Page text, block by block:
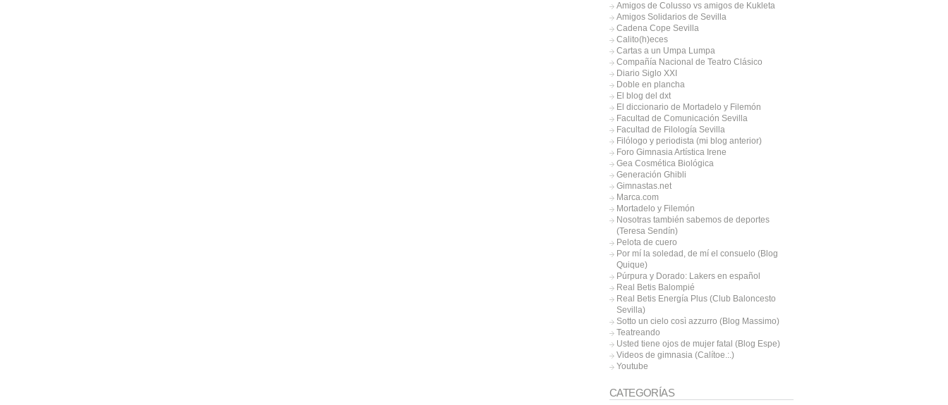
Amigos de Colusso vs amigos de Kukleta
Amigos Solidarios de Sevilla
Cadena Cope Sevilla
Calito(h)eces
Cartas a un Umpa Lumpa
Compañía Nacional de Teatro Clásico
Diario Siglo XXI
Doble en plancha
El blog del dxt
El diccionario de Mortadelo y Filemón
Facultad de Comunicación Sevilla
Facultad de Filología Sevilla
Filólogo y periodista (mi blog anterior)
Foro Gimnasia Artística Irene
Gea Cosmética Biológica
Generación Ghibli
Gimnastas.net
Marca.com
Mortadelo y Filemón
Nosotras también sabemos de deportes
(Teresa Sendín)
Pelota de cuero
Por mí la soledad, de mí el consuelo (Blog
Quique)
Púrpura y Dorado: Lakers en español
Real Betis Balompié
Real Betis Energía Plus (Club Baloncesto
Sevilla)
Sotto un cielo così azzurro (Blog Massimo)
Teatreando
Usted tiene ojos de mujer fatal (Blog Espe)
Videos de gimnasia (Calítoe.:.)
Youtube
CATEGORÍAS